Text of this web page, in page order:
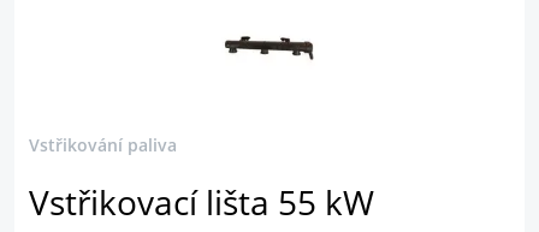
Vstřikování paliva
Vstřikovací lišta 55 kW